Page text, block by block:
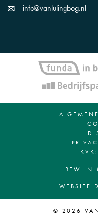
info@vanlulingbog.nl
BTW:
WEBSITE
© 2026